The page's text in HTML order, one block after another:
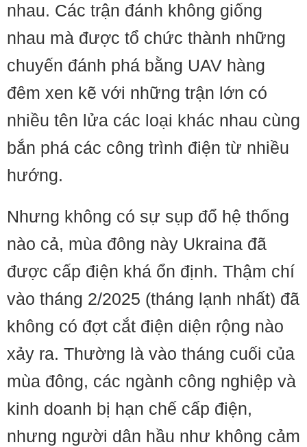
nhau. Các trận đánh không giống
nhau mà được tổ chức thành những
chuyến đánh phá bằng UAV hàng
đêm xen kẽ với những trận lớn có
nhiều tên lửa các loại khác nhau cùng
bắn phá các công trình điện từ nhiều
hướng.
Nhưng không có sự sụp đổ hệ thống
nào cả, mùa đông này Ukraina đã
được cấp điện khá ổn định. Thậm chí
vào tháng 2/2025 (tháng lạnh nhất) đã
không có đợt cắt điện diện rộng nào
xảy ra. Thường là vào tháng cuối của
mùa đông, các ngành công nghiệp và
kinh doanh bị hạn chế cấp điện,
nhưng người dân hầu như không cảm